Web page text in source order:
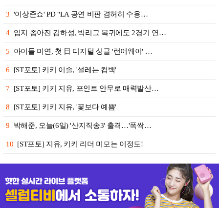
3 '이상준쇼' PD "LA 공연 비판 겸허히 수용…
4 입지 좁아진 김하성, 빅리그 복귀에도 2경기 연…
5 아이들 미연, 첫 日 디지털 싱글 '런어웨이' …
6 [ST포토] 키키 이솔, '설레는 컴백'
7 [ST포토] 키키 지유, 포인트 안무로 매력발산…
8 [ST포토] 키키 지유, '꽃보다 예쁨'
9 박해준, 오늘(6일) '산지직송3' 출격…'폭싹…
10 [ST포토] 지유, 키키 리더 미모는 이정도!